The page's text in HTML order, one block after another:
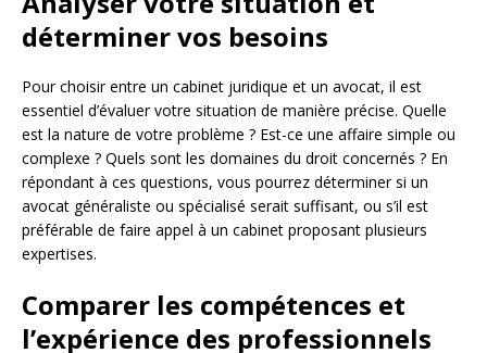
déterminer vos besoins
Pour choisir entre un cabinet juridique et un avocat, il est
essentiel d’évaluer votre situation de manière précise. Quelle
est la nature de votre problème ? Est-ce une affaire simple ou
complexe ? Quels sont les domaines du droit concernés ? En
répondant à ces questions, vous pourrez déterminer si un
avocat généraliste ou spécialisé serait suffisant, ou s’il est
préférable de faire appel à un cabinet proposant plusieurs
expertises.
Comparer les compétences et
l’expérience des professionnels